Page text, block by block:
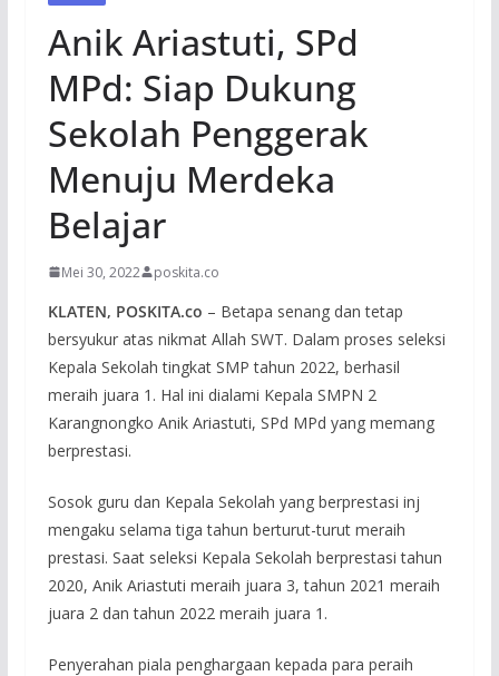
Anik Ariastuti, SPd
MPd: Siap Dukung
Sekolah Penggerak
Menuju Merdeka
Belajar
Mei 30, 2022 poskita.co
KLATEN, POSKITA.co – Betapa senang dan tetap
bersyukur atas nikmat Allah SWT. Dalam proses seleksi
Kepala Sekolah tingkat SMP tahun 2022, berhasil
meraih juara 1. Hal ini dialami Kepala SMPN 2
Karangnongko Anik Ariastuti, SPd MPd yang memang
berprestasi.
Sosok guru dan Kepala Sekolah yang berprestasi inj
mengaku selama tiga tahun berturut-turut meraih
prestasi. Saat seleksi Kepala Sekolah berprestasi tahun
2020, Anik Ariastuti meraih juara 3, tahun 2021 meraih
juara 2 dan tahun 2022 meraih juara 1.
Penyerahan piala penghargaan kepada para peraih